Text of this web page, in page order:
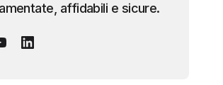
affidabili e sicure.